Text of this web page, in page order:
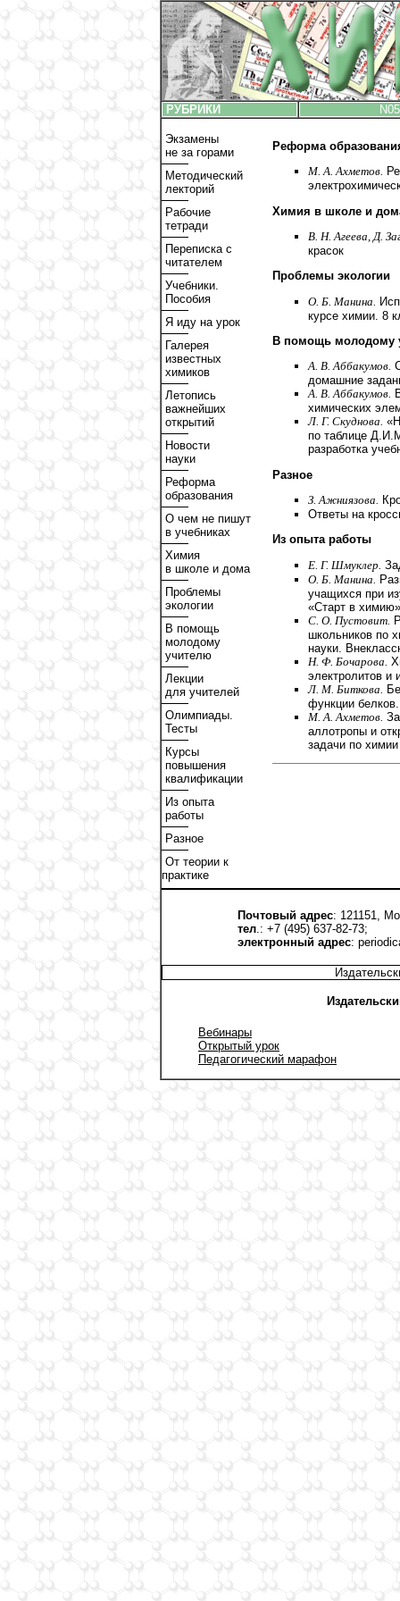
РУБРИКИ
Экзамены
не за горами
Методический
лекторий
Рабочие
тетради
Переписка с
читателем
Учебники.
Пособия
Я иду на урок
Галерея
известных
химиков
Летопись
важнейших
открытий
Новости
науки
Реформа
образования
О чем не пишут
в учебниках
Химия
в школе и дома
Проблемы
экологии
В помощь
молодому
учителю
Лекции
для учителей
Олимпиады.
Тесты
Курсы
повышения
квалификации
Из опыта
работы
Разное
От теории к
практике
Реформа
М. А. Ахметов.
Химия в школе и
В. Н. Агеева, Д.
красок
Проблемы экологии
О. Б. Манина.
курсе химии. 8
В помощь молодому
А. В. Аббакумов.
домашние
А. В. Аббакумов.
химических
Л. Г. Скуднова.
по таблице
разработка
Разное
З. Ажниязова.
Ответы на
Из опыта работы
Е. Г. Шмуклер.
О. Б. Манина.
учащихся при
«Старт в
С. О. Пустовит.
школьников по
науки.
Н. Ф. Бочарова.
электролитов и
Л. М. Биткова.
функции
М. А. Ахметов.
аллотропы и
задачи по химии
Почтовый адрес: 121151,
тел.: +7 (495) 637-82-73;
электронный адрес:
Вебинары
Открытый урок
Педагогический марафон